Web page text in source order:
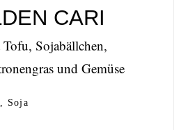
CARI
Sojabällchen,
und Gemüse
Soja